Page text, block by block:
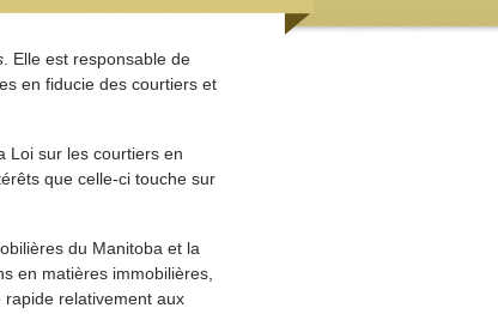
. Elle est responsable de
en fiducie des courtiers et
Loi sur les courtiers en
que celle-ci touche sur
du Manitoba et la
en matières immobilières,
relativement aux